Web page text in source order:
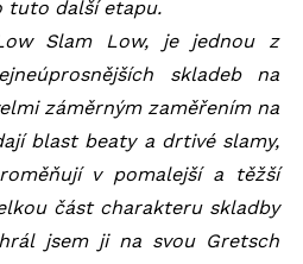
tuto další etapu.
Slam Low, je jednou z
skladeb na
záměrným zaměřením na
blast beaty a drtivé slamy,
v pomalejší a těžší
část charakteru skladby
jsem ji na svou Gretsch